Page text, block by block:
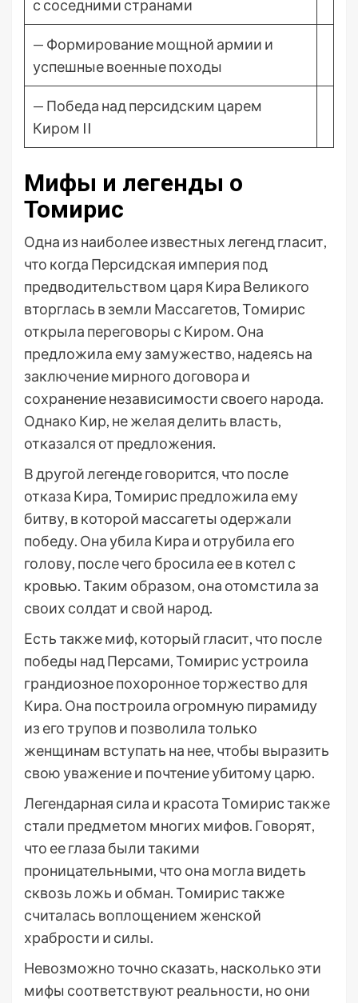
с соседними странами
— Формирование мощной армии и
успешные военные походы
— Победа над персидским царем
Киром II
Мифы и легенды о
Томирис
Одна из наиболее известных легенд гласит,
что когда Персидская империя под
предводительством царя Кира Великого
вторглась в земли Массагетов, Томирис
открыла переговоры с Киром. Она
предложила ему замужество, надеясь на
заключение мирного договора и
сохранение независимости своего народа.
Однако Кир, не желая делить власть,
отказался от предложения.
В другой легенде говорится, что после
отказа Кира, Томирис предложила ему
битву, в которой массагеты одержали
победу. Она убила Кира и отрубила его
голову, после чего бросила ее в котел с
кровью. Таким образом, она отомстила за
своих солдат и свой народ.
Есть также миф, который гласит, что после
победы над Персами, Томирис устроила
грандиозное похоронное торжество для
Кира. Она построила огромную пирамиду
из его трупов и позволила только
женщинам вступать на нее, чтобы выразить
свою уважение и почтение убитому царю.
Легендарная сила и красота Томирис также
стали предметом многих мифов. Говорят,
что ее глаза были такими
проницательными, что она могла видеть
сквозь ложь и обман. Томирис также
считалась воплощением женской
храбрости и силы.
Невозможно точно сказать, насколько эти
мифы соответствуют реальности, но они